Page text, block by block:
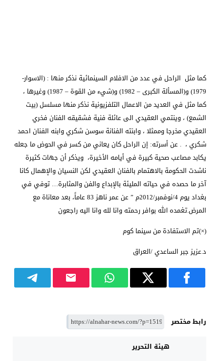
كما مثل الراحل في عدد من الافلام السينمائية نذكر منها : (الاسوار-
1979) و(المسألة الكبرى – 1982) و(شيء من القوة – 1987) وغيرها ،
كما مثل في العديد من الاعمال التلفزيونية نذكر منها مسلسل (بيت
الشمع) ، وينتمي العقيدي الى عائلة فنية فشقيقه الفنان فخري
العقيدي مخرجا وممثلا ، وابنته الفنانة سوسن شكري وابنه الفنان احمد
شكري ، . عن أسرته: إن الراحل كان يعاني من كسر في الحوض ما جعله
يكابد مصاعب صحية كبيرة في أيامه الأخيرة، ويذكر أن جهات كثيرة
ناشدت الحكومة بالاهتمام بالفنان العقيدي لكن النسيان والإهمال كانا
آخر ما حصده في حياته المليئة بالإبداع والفن والمثابرة… توفي في
بغداد يوم 4/نوفمبر/2012م ” عن عمر ناهز 83 عاماً، بعد معاناة مع
المرض.تغمده الله بوافر رحمته وانا لله وانا اليه راجعون
(×)تم الاستفادة من سينما كوم
د.عزيز جبر الساعدي /العراق
رابط مختصر
هيئة التحرير